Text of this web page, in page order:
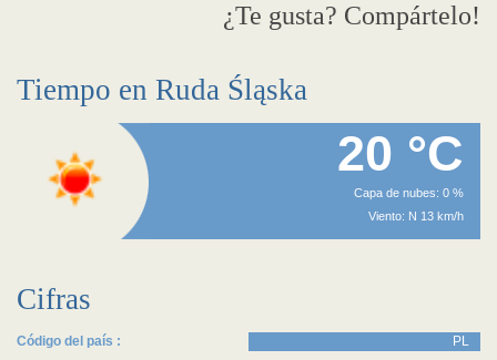
¿Te gusta? Compártelo!
Tiempo en Ruda Śląska
20 °C
Capa de nubes: 0 %
Viento: N 13 km/h
Cifras
Código del país :
PL